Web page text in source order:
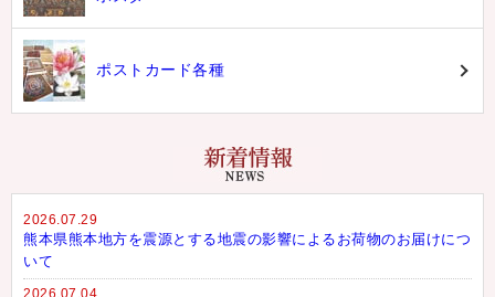
ポストカード各種
2026.07.29
熊本県熊本地方を震源とする地震の影響によるお荷物のお届けにつ
いて
2026.07.04